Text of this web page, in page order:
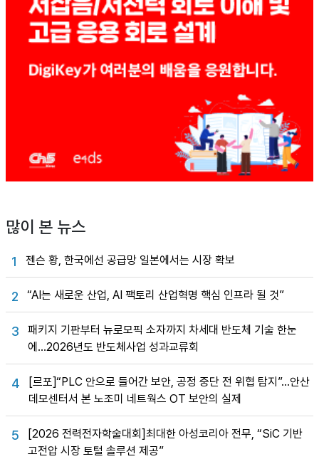
많이 본 뉴스
1 젠슨 황, 한국에선 공급망 일본에서는 시장 확보
2 “AI는 새로운 산업, AI 팩토리 산업혁명 핵심 인프라 될 것”
3
패키지 기판부터 뉴로모픽 소자까지 차세대 반도체 기술 한눈
에…2026년도 반도체사업 성과교류회
4
[르포]“PLC 안으로 들어간 보안, 공정 중단 전 위협 탐지”…안산
데모센터서 본 노조미 네트웍스 OT 보안의 실제
5
[2026 전력전자학술대회]최대한 아성코리아 전무, “SiC 기반
고전압 시장 토털 솔루션 제공”